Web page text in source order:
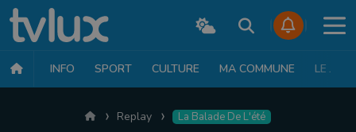
INFO SPORT CULTURE MA COMMUNE LE JT
AccueilReplay La Balade De L'été